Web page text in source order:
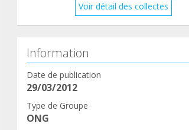
Voir détail des collectes
Information
Date de publication
29/03/2012
Type de Groupe
ONG